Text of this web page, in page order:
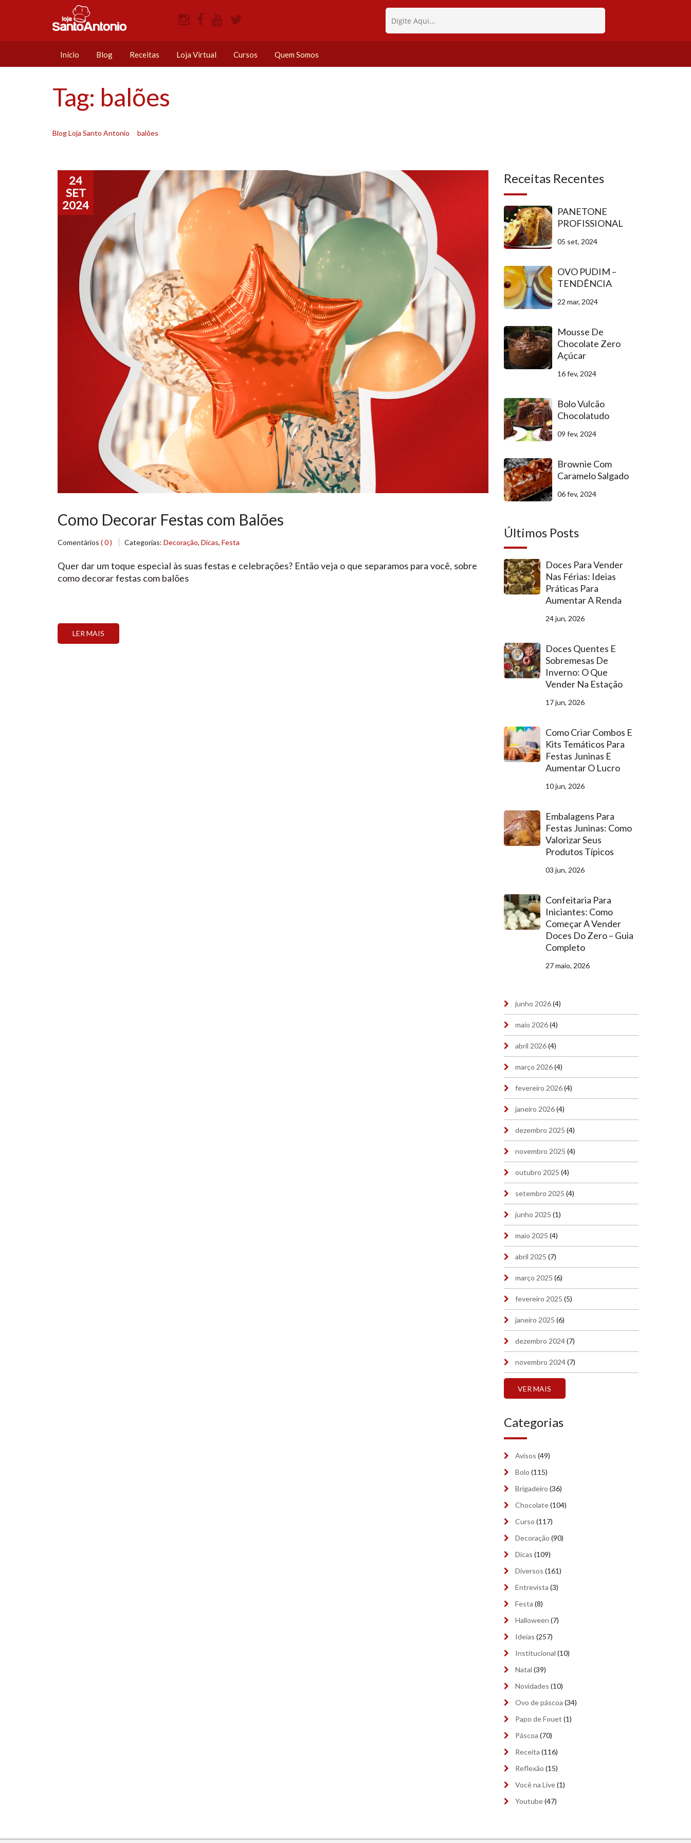
Início Blog Receitas Loja Virtual Cursos Quem Somos
Tag: balões
Blog Loja Santo Antonio balões
Como Decorar Festas com Balões
Comentários ( 0 ) Categorias: Decoração, Dicas, Festa
Quer dar um toque especial às suas festas e celebrações? Então veja o que separamos para você, sobre
como decorar festas com balões
LER MAIS
24
SET
2024
Receitas Recentes
PANETONE
PROFISSIONAL
05 set, 2024
OVO PUDIM –
TENDÊNCIA
22 mar, 2024
Mousse De
Chocolate Zero
Açúcar
16 fev, 2024
Bolo Vulcão
Chocolatudo
09 fev, 2024
Brownie Com
Caramelo Salgado
06 fev, 2024
Últimos Posts
Doces Para Vender
Nas Férias: Ideias
Práticas Para
Aumentar A Renda
24 jun, 2026
Doces Quentes E
Sobremesas De
Inverno: O Que
Vender Na Estação
17 jun, 2026
Como Criar Combos E
Kits Temáticos Para
Festas Juninas E
Aumentar O Lucro
10 jun, 2026
Embalagens Para
Festas Juninas: Como
Valorizar Seus
Produtos Típicos
03 jun, 2026
Confeitaria Para
Iniciantes: Como
Começar A Vender
Doces Do Zero – Guia
Completo
27 maio, 2026
junho 2026(4)
maio 2026(4)
abril 2026(4)
março 2026(4)
fevereiro 2026(4)
janeiro 2026(4)
dezembro 2025 (4)
novembro 2025 (4)
outubro 2025 (4)
setembro 2025 (4)
junho 2025 (1)
maio 2025 (4)
abril 2025 (7)
março 2025 (6)
fevereiro 2025 (5)
janeiro 2025 (6)
dezembro 2024(7)
novembro 2024(7)
(7)
agosto 2024(2)
junho 2024
maio 2024 (7)
abril 2024(9)
fevereiro 2024
janeiro 2024(9)
dezembro 2023
outubro 2023
setembro 2023(9)
julho 2023
junho 2023(9)
maio 2023 (9)
março 2023(9)
fevereiro 2023
VER MAIS
Categorias
Avisos (49)
Bolo (115)
Brigadeiro (36)
Chocolate(104)
Curso (117)
Decoração (90)
Dicas (109)
Diversos (161)
Entrevista (3)
Festa (8)
Halloween (7)
Ideias (257)
Institucional (10)
Natal (39)
Novidades (10)
Ovo de páscoa (34)
Papo de Fouet (1)
Páscoa (70)
Receita (116)
Reflexão (15)
Você na Live(1)
Youtube(47)